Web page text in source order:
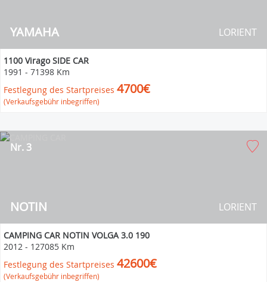
YAMAHA LORIENT
1100 Virago SIDE CAR
1991 - 71398 Km
Festlegung des Startpreises 4700€
(Verkaufsgebühr inbegriffen)
NOTIN
Nr. 3
LORIENT
CAMPING CAR NOTIN VOLGA 3.0 190
2012 - 127085 Km
Festlegung des Startpreises 42600€
(Verkaufsgebühr inbegriffen)